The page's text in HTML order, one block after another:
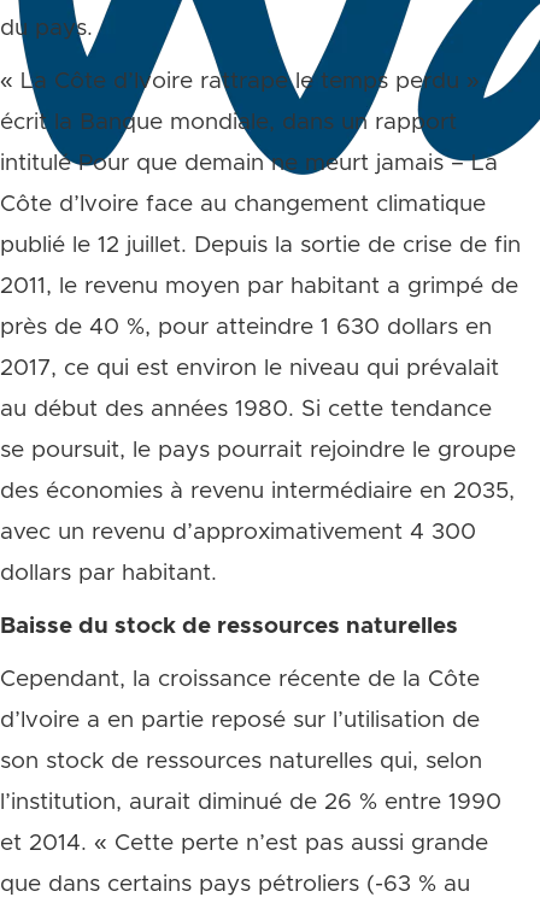
du pays.
« La Côte d’Ivoire rattrape le temps perdu »
écrit la Banque mondiale, dans un rapport
intitulé Pour que demain ne meurt jamais – La
Côte d’Ivoire face au changement climatique
publié le 12 juillet. Depuis la sortie de crise de fin
2011, le revenu moyen par habitant a grimpé de
près de 40 %, pour atteindre 1 630 dollars en
2017, ce qui est environ le niveau qui prévalait
au début des années 1980. Si cette tendance
se poursuit, le pays pourrait rejoindre le groupe
des économies à revenu intermédiaire en 2035,
avec un revenu d’approximativement 4 300
dollars par habitant.
Baisse du stock de ressources naturelles
Cependant, la croissance récente de la Côte
d’Ivoire a en partie reposé sur l’utilisation de
son stock de ressources naturelles qui, selon
l’institution, aurait diminué de 26 % entre 1990
et 2014. « Cette perte n’est pas aussi grande
que dans certains pays pétroliers (-63 % au